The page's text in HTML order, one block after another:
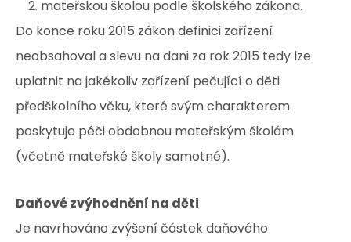
2. mateřskou školou podle školského zákona.
Do konce roku 2015 zákon definici zařízení
neobsahoval a slevu na dani za rok 2015 tedy lze
uplatnit na jakékoliv zařízení pečující o děti
předškolního věku, které svým charakterem
poskytuje péči obdobnou mateřským školám
(včetně mateřské školy samotné).
Daňové zvýhodnění na děti
Je navrhováno zvýšení částek daňového